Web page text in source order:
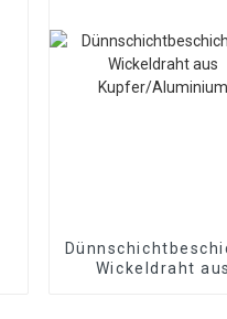
Wickeldraht aus